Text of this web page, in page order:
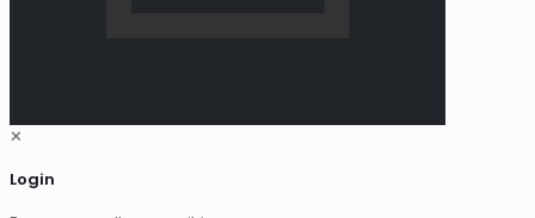
✕
Login